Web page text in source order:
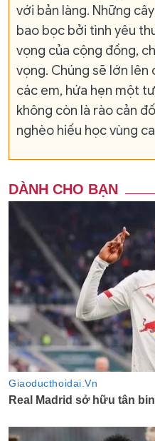
với bản làng. Những
bao bọc bởi tình yêu
vọng của cộng đồng,
vọng. Chúng sẽ lớn
các em, hứa hẹn một
không còn là rào cản
nghèo hiếu học vùng